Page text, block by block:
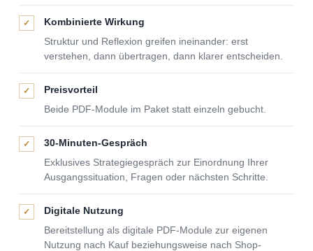
✓
Kombinierte Wirkung
Struktur und Reflexion greifen ineinander: erst
verstehen, dann übertragen, dann klarer entscheiden.
✓
Preisvorteil
Beide PDF-Module im Paket statt einzeln gebucht.
✓
30-Minuten-Gespräch
Exklusives Strategiegespräch zur Einordnung Ihrer
Ausgangssituation, Fragen oder nächsten Schritte.
✓
Digitale Nutzung
Bereitstellung als digitale PDF-Module zur eigenen
Nutzung nach Kauf beziehungsweise nach Shop-